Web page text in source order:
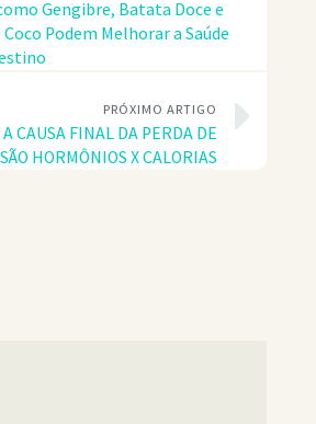
Gengibre, Batata Doce e
Podem Melhorar a Saúde
PRÓXIMO ARTIGO
CAUSA FINAL DA PERDA DE
HORMÔNIOS X CALORIAS